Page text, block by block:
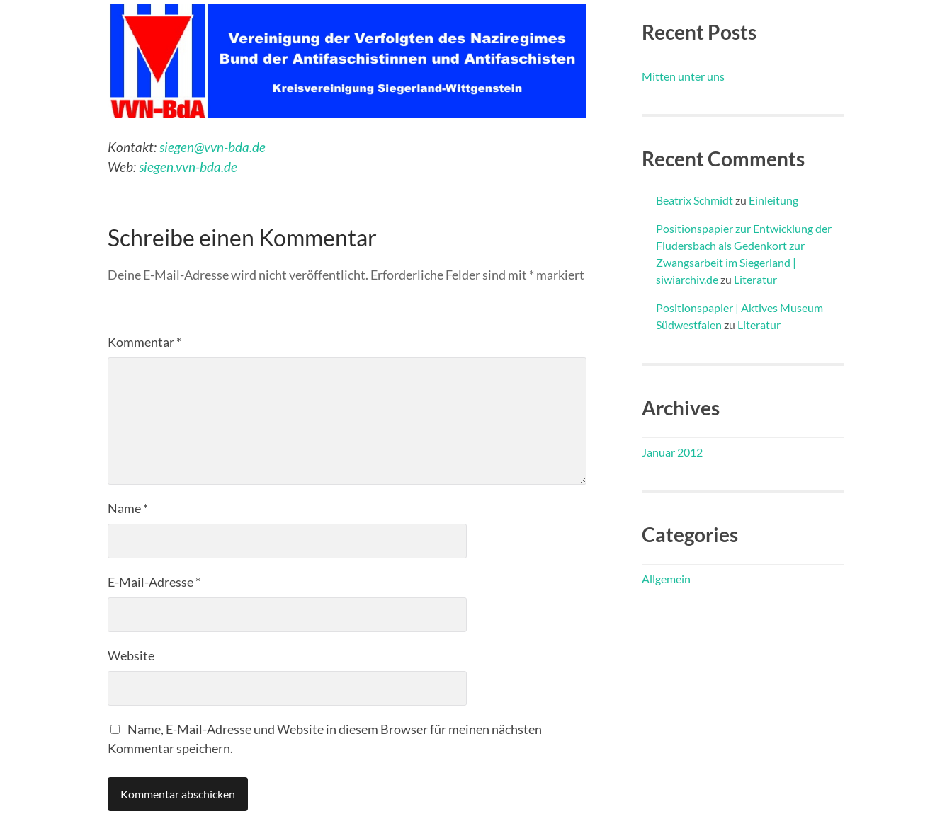
Kontakt:siegen@vvn-bda.de
Web:siegen.vvn-bda.de
Schreibe einen Kommentar
Deine E-Mail-Adresse wird nicht veröffentlicht. Erforderliche Felder sind mit * markiert
Kommentar*
Name*
E-Mail-Adresse*
Website
Name, E-Mail-Adresse und Website in diesem Browser für meinen nächsten
Kommentar speichern.
Recent Posts
Mitten unter uns
Recent Comments
Beatrix Schmidtzu Einleitung
Positionspapier zur Entwicklung der
Fludersbach als Gedenkort zur
Zwangsarbeit im Siegerland |
siwiarchiv.dezu Literatur
Positionspapier | Aktives Museum
Südwestfalen zu Literatur
Archives
Januar 2012
Categories
Allgemein